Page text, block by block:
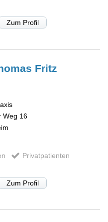
Zum Profil
Fritz
Weg 16
Privatpatienten
Zum Profil